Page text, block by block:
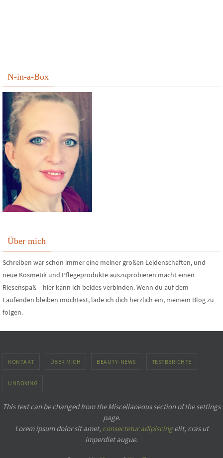
N-in-a-Box
Über mich
Schreiben war schon immer eine meiner großen Leidenschaften, und
neue Kosmetik und Pflegeprodukte auszuprobieren macht einen
Riesenspaß – hier kann ich beides verbinden. Wenn du auf dem
Laufenden bleiben möchtest, lade ich dich herzlich ein, meinem Blog zu
folgen.
KONTAKT ÜBER MICH BEAUTY-NEWS TESTBERICHTE
UNBOXING
This text can be changed from the Miscellaneous section of the settings
page.
Lorem ipsumdolor sit amet, consectetur adipiscingelit, cras ut
imperdiet augue.